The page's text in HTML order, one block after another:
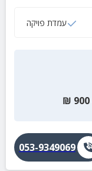
עמדת פויקה
900
₪
053-9349069